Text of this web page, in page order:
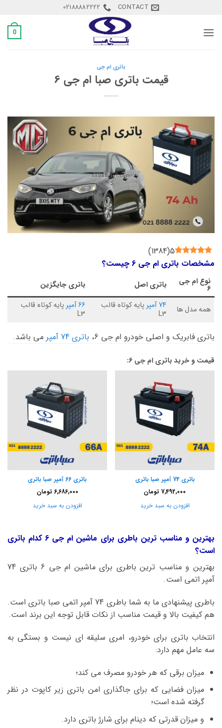
content
CONTACT
02188882222
0
باتری ام جی
قیمت باتری صبا ام جی 6
5
(
1384
)
مشخصات باتری ام جی 6 چیست؟
نوع ام جی
6 باتری اصل باتری جایگزین
همه مدل ها 74 آمپر پایه کوتاه قالب
L3
66 آمپر پایه کوتاه قالب
L3
باتری فابریک و اصلی خودرو ام جی 6، باتری 74 آمپر می باشد.
قیمت و خرید باتری ام جی 6:
باتری 74 آمپر صبا باتری
7,492,000 تومان
افزودن به سبد خرید
باتری 66 آمپر صبا باتری
6,686,000 تومان
افزودن به سبد خرید
بهترین و مناسب ترین باطری برای ماشین ام جی 6 کدام باتری
است؟
بهترین و مناسب ترین باطری برای ماشین ام جی 6 باتری 74
آمپر اتمی است.
باطری پیشنهادی ما به شما باطری 74 آمپر اتمی صبا باتری است.
هم کیفیت بالا و قیمت مناسب از نکات قابل توجه این برند است.
انتخاب باتری برای خودرو، امری سلیقه ای نیست و بستگی به
سه عامل مهم دارد:
میزان برقی که هر خودرو مصرف می کند؛
میزان فضایی که برای جاگذاری امن باتری زیر کاپوت در نظر
گرفته شده است؛
و میزان قدرتی که دینام برای شارژ باتری دارد.